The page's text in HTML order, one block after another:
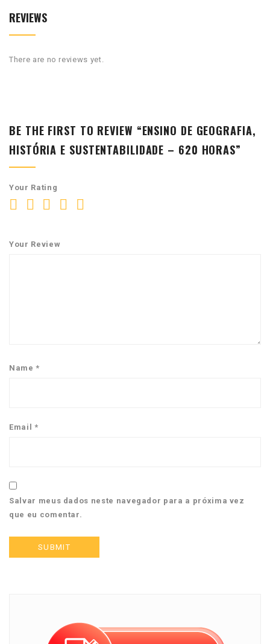
REVIEWS
There are no reviews yet.
BE THE FIRST TO REVIEW “ENSINO DE GEOGRAFIA,
HISTÓRIA E SUSTENTABILIDADE – 620 HORAS”
Your Rating
Your Review
Name*
Email *
Salvar meus dados neste navegador para a próxima vez
que eu comentar.